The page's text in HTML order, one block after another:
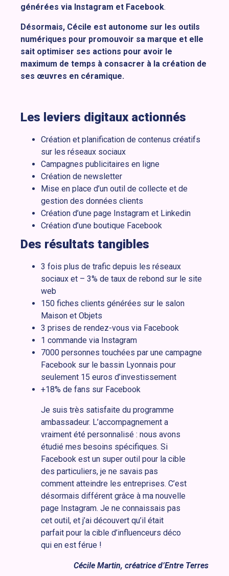
générées via Instagram et Facebook.
Désormais, Cécile est autonome sur les outils
numériques pour promouvoir sa marque et elle
sait optimiser ses actions pour avoir le
maximum de temps à consacrer à la création de
ses œuvres en céramique.
Les leviers digitaux actionnés
Création et planification de contenus créatifs
sur les réseaux sociaux
Campagnes publicitaires en ligne
Création de newsletter
Mise en place d’un outil de collecte et de
gestion des données clients
Création d’une page Instagram et Linkedin
Création d’une boutique Facebook
Des résultats tangibles
3 fois plus de trafic depuis les réseaux
sociaux et – 3% de taux de rebond sur le site
web
150 fiches clients générées sur le salon
Maison et Objets
3 prises de rendez-vous via Facebook
1 commande via Instagram
7000 personnes touchées par une campagne
Facebook sur le bassin Lyonnais pour
seulement 15 euros d’investissement
+18% de fans sur Facebook
Je suis très satisfaite du programme
ambassadeur. L’accompagnement a
vraiment été personnalisé : nous avons
étudié mes besoins spécifiques. Si
Facebook est un super outil pour la cible
des particuliers, je ne savais pas
comment atteindre les entreprises. C’est
désormais différent grâce à ma nouvelle
page Instagram. Je ne connaissais pas
cet outil, et j’ai découvert qu’il était
parfait pour la cible d’influenceurs déco
qui en est férue !
Cécile Martin, créatrice d’Entre Terres